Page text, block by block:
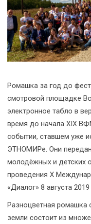
Ромашка за год до
смотровой площадке
электронное табло в
время до начала XIX
событии, ставшем уже
ЭТНОМИРе. Они
молодёжных и детских
проведения X
«Диалог» 8 августа 2019
Разноцветная ромашка
земли состоит из